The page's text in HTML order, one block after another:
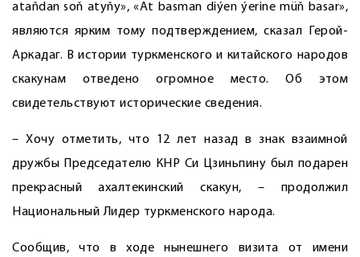
ataňdan soň atyňy», «At basman diýen ýerine müň basar»,
являются ярким тому подтверждением, сказал Герой-
Аркадаг. В истории туркменского и китайского народов
скакунам отведено огромное место. Об этом
свидетельствуют исторические сведения.
– Хочу отметить, что 12 лет назад в знак взаимной
дружбы Председателю КНР Си Цзиньпину был подарен
прекрасный ахалтекинский скакун, – продолжил
Национальный Лидер туркменского народа.
Сообщив, что в ходе нынешнего визита от имени